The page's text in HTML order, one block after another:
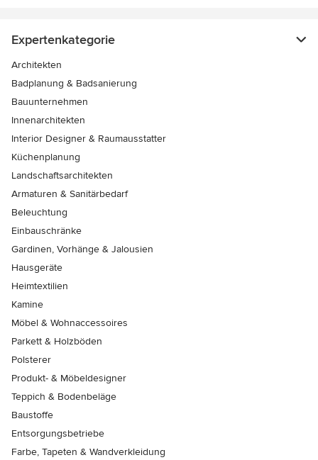
Expertenkategorie
Architekten
Badplanung & Badsanierung
Bauunternehmen
Innenarchitekten
Interior Designer & Raumausstatter
Küchenplanung
Landschaftsarchitekten
Armaturen & Sanitärbedarf
Beleuchtung
Einbauschränke
Gardinen, Vorhänge & Jalousien
Hausgeräte
Heimtextilien
Kamine
Möbel & Wohnaccessoires
Parkett & Holzböden
Polsterer
Produkt- & Möbeldesigner
Teppich & Bodenbeläge
Baustoffe
Entsorgungsbetriebe
Farbe, Tapeten & Wandverkleidung